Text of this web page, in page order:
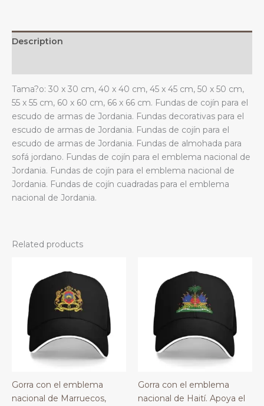
y
estar.
quantity
Description
Tama?o: 30 x 30 cm, 40 x 40 cm, 45 x 45 cm, 50 x 50 cm,
55 x 55 cm, 60 x 60 cm, 66 x 66 cm. Fundas de cojín para el
escudo de armas de Jordania. Fundas decorativas para el
escudo de armas de Jordania. Fundas de cojín para el
escudo de armas de Jordania. Fundas de almohada para
sofá jordano. Fundas de cojín para el emblema nacional de
Jordania. Fundas de cojín para el emblema nacional de
Jordania. Fundas de cojín cuadradas para el emblema
nacional de Jordania.
Related products
Gorra con el emblema
nacional de Marruecos,
Gorra con el emblema
nacional de Haití. Apoya el